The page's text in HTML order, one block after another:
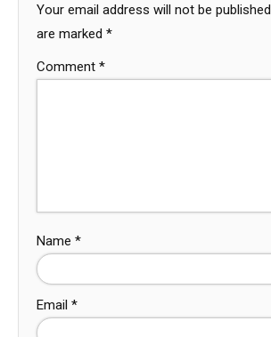
Your email address will not be published.
are marked *
Comment *
Name *
Email *